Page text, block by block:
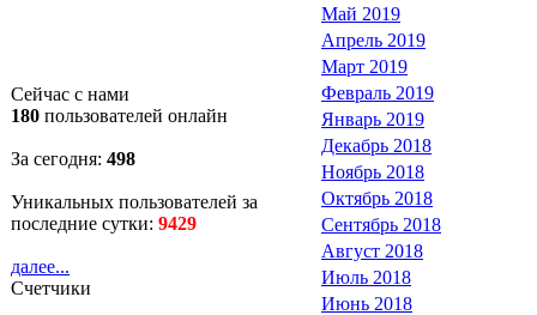
Сейчас с нами
180 пользователей онлайн
За сегодня: 498
Уникальных пользователей за
последние сутки: 9429
далее...
Счетчики
Май 2019
Апрель 2019
Март 2019
Февраль 2019
Январь 2019
Декабрь 2018
Ноябрь 2018
Октябрь 2018
Сентябрь 2018
Август 2018
Июль 2018
Июнь 2018